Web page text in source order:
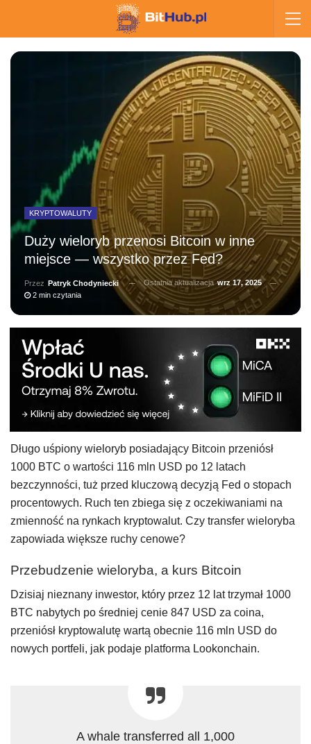
KRYPTOWALUTY
Duży wieloryb przenosi Bitcoin w inne
miejsce — wszystko przez Fed?
Przez Patryk Chodyniecki Ostatnia aktualizacjawrz 17, 2025
2 min czytania
Długo uśpiony wieloryb posiadający Bitcoin przeniósł
1000 BTC o wartości 116 mln USD po 12 latach
bezczynności, tuż przed kluczową decyzją Fed o stopach
procentowych. Ruch ten zbiega się z oczekiwaniami na
zmienność na rynkach kryptowalut. Czy transfer wieloryba
zapowiada większe ruchy cenowe?
Przebudzenie wieloryba, a kurs Bitcoin
Dzisiaj nieznany inwestor, który przez 12 lat trzymał 1000
BTC nabytych po średniej cenie 847 USD za coina,
przeniósł kryptowalutę wartą obecnie 116 mln USD do
nowych portfeli, jak podaje platforma Lookonchain.
A whale transferred all 1,000